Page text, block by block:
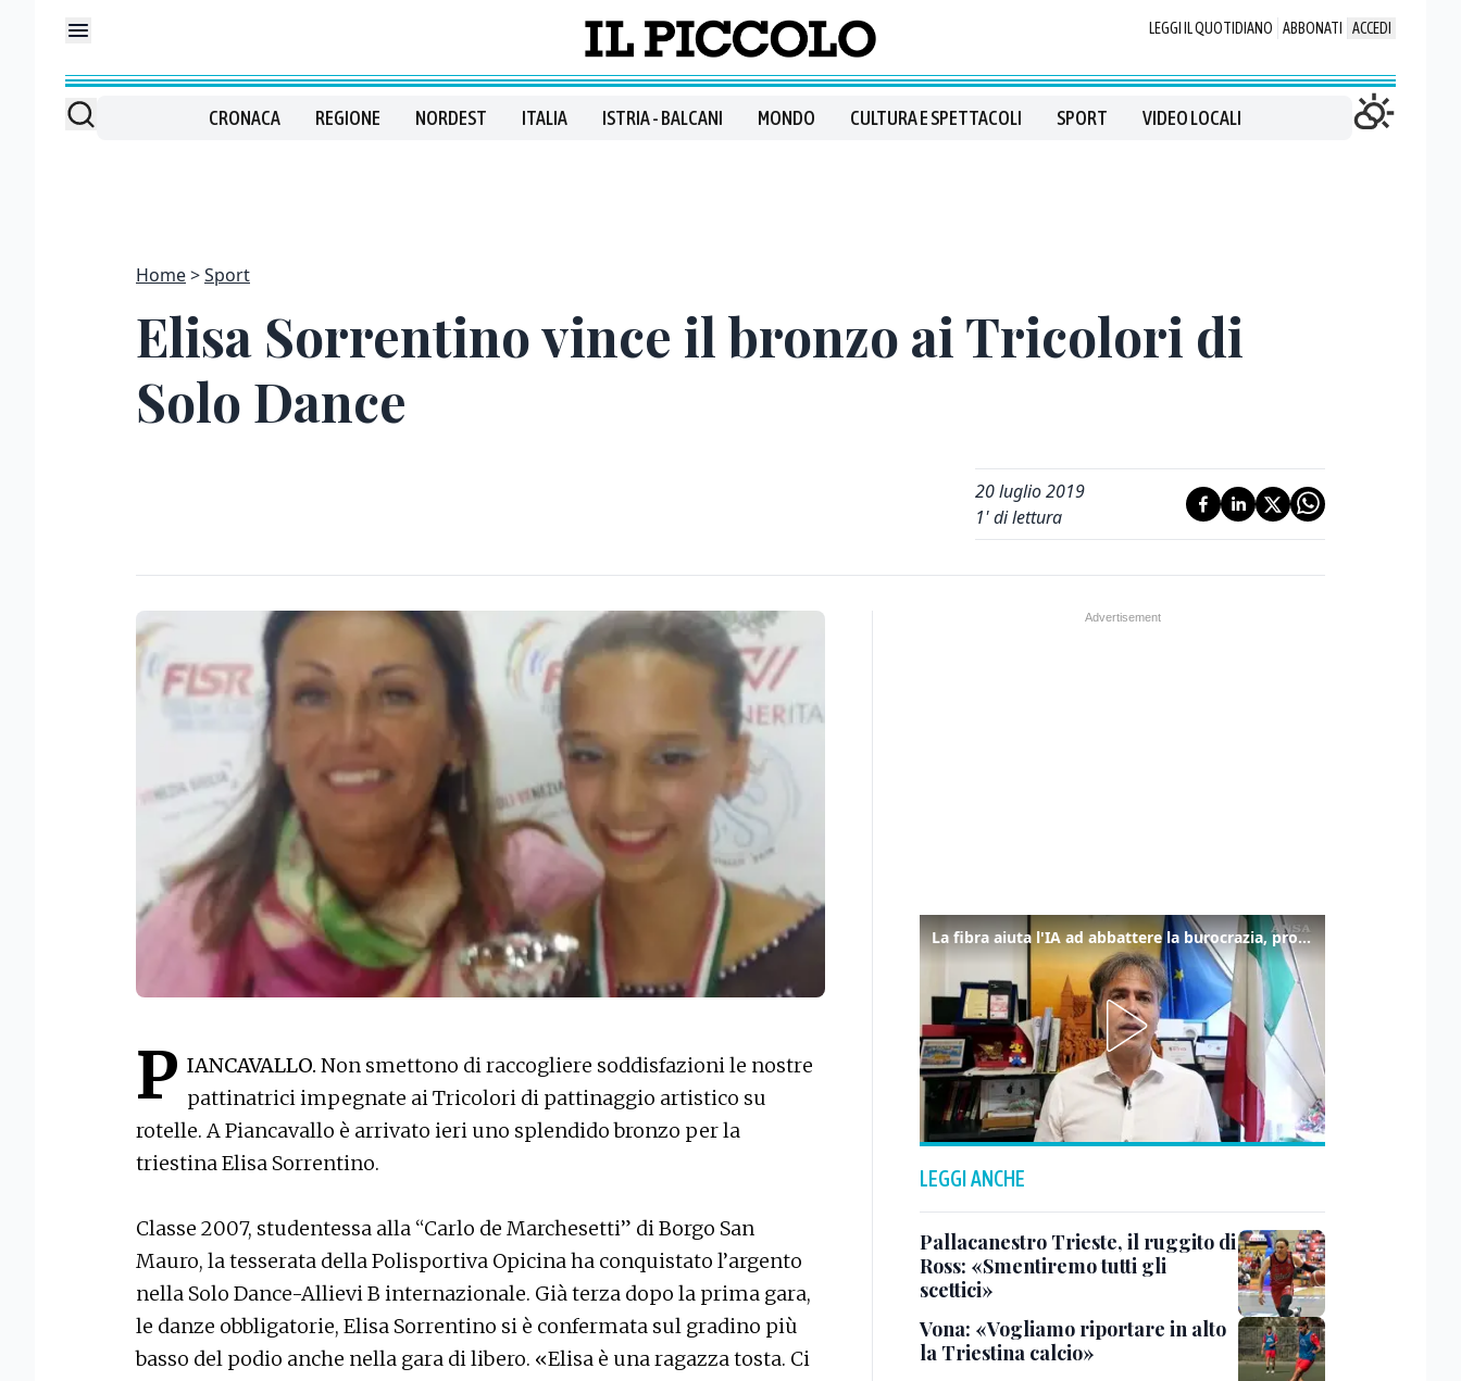
LEGGI IL QUOTIDIANO ABBONATI ACCEDI
CRONACA REGIONE NORDEST ITALIA ISTRIA - BALCANI MONDO CULTURA E SPETTACOLI SPORT VIDEO LOCALI
Home Sport
Elisa Sorrentino vince il bronzo ai Tricolori di
Solo Dance
20 luglio 2019
1' di lettura
P IANCAVALLO. Non smettono di raccogliere soddisfazioni le nostre
pattinatrici impegnate ai Tricolori di pattinaggio artistico su
rotelle. A Piancavallo è arrivato ieri uno splendido bronzo per la
triestina Elisa Sorrentino.
Classe 2007, studentessa alla “Carlo de Marchesetti” di Borgo San
Mauro, la tesserata della Polisportiva Opicina ha conquistato l’argento
nella Solo Dance-Allievi B internazionale. Già terza dopo la prima gara,
le danze obbligatorie, Elisa Sorrentino si è confermata sul gradino più
basso del podio anche nella gara di libero. «Elisa è una ragazza tosta. Ci
La fibra aiuta l'IA ad abbattere la burocrazia, progetto pilota in Veneto
LEGGI ANCHE
Pallacanestro Trieste, il ruggito di
Ross: «Smentiremo tutti gli
scettici»
Vona: «Vogliamo riportare in alto
la Triestina calcio»